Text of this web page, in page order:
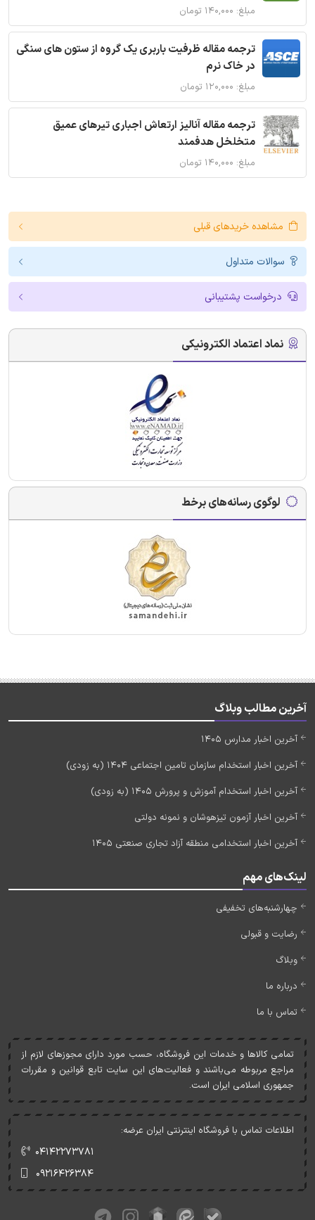
مبلغ: ۱۴۰,۰۰۰ تومان
ترجمه مقاله ظرفیت باربری یک گروه از ستون های سنگی
در خاک نرم
مبلغ: ۱۲۰,۰۰۰ تومان
ترجمه مقاله آنالیز ارتعاش اجباری تیرهای عمیق
متخلخل هدفمند
مبلغ: ۱۴۰,۰۰۰ تومان
مشاهده خریدهای قبلی
سوالات متداول
درخواست پشتیبانی
نماد اعتماد الکترونیکی
لوگوی رسانه‌های برخط
آخرین مطالب وبلاگ
آخرین اخبار مدارس 1405
آخرین اخبار استخدام سازمان تامین اجتماعی 1404 (به زودی)
آخرین اخبار استخدام آموزش و پرورش 1405 (به زودی)
آخرین اخبار آزمون تیزهوشان و نمونه دولتی
آخرین اخبار استخدامی منطقه آزاد تجاری صنعتی 1405
لینک‌های مهم
چهارشنبه‌های تخفیفی
رضایت و قبولی
وبلاگ
درباره ما
تماس با ما
تمامی کالاها و خدمات اين فروشگاه، حسب مورد دارای مجوزهای لازم از
مراجع مربوطه می‌باشند و فعاليت‌های اين سايت تابع قوانين و مقررات
جمهوری اسلامی ايران است.
اطلاعات تماس با فروشگاه اینترنتی ایران عرضه:
۰۴۱۴۲۲۷۳۷۸۱
۰۹۲۱۶۴۲۶۳۸۴